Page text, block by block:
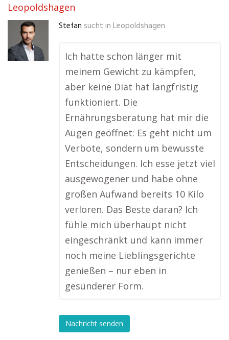
Leopoldshagen
Stefan sucht in Leopoldshagen
Ich hatte schon länger mit
meinem Gewicht zu kämpfen,
aber keine Diät hat langfristig
funktioniert. Die
Ernährungsberatung hat mir die
Augen geöffnet: Es geht nicht um
Verbote, sondern um bewusste
Entscheidungen. Ich esse jetzt viel
ausgewogener und habe ohne
großen Aufwand bereits 10 Kilo
verloren. Das Beste daran? Ich
fühle mich überhaupt nicht
eingeschränkt und kann immer
noch meine Lieblingsgerichte
genießen – nur eben in
gesünderer Form.
Nachricht senden